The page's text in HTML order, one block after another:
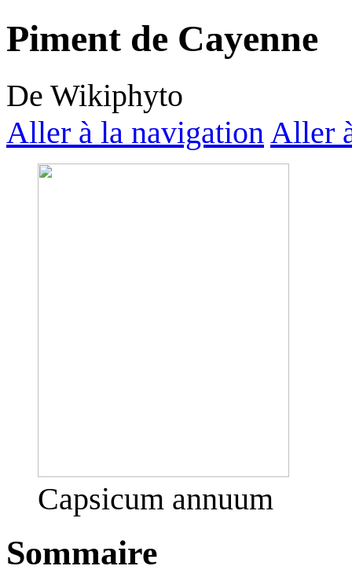
Piment de Cayenne
De Wikiphyto
Aller à la navigation Aller
Capsicum annuum
Sommaire